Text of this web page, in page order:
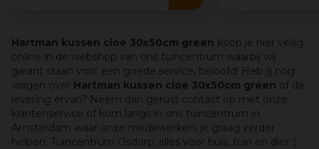
Hartman kussen cloe 30x50cm green koop je hier veilig
online in de webshop van ons tuincentrum waarbij wij
garant staan voor een goede service, beloofd! Heb jij nog
vragen over Hartman kussen cloe 30x50cm green of de
levering ervan? Neem dan gerust contact op met onze
klantenservice of kom langs in ons tuincentrum in
Amsterdam waar onze medewerkers je graag verder
helpen. Tuincentrum Osdorp, alles voor huis, tuin en dier :)